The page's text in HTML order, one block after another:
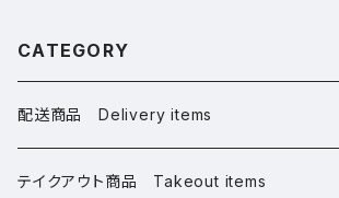
CATEGORY
配送商品 Delivery items
桜グッズ Sakura Goods
テイクアウト商品 Takeout items